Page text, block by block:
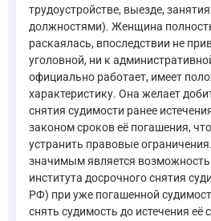
трудоустройстве, выезде,
должностями). Женщина
раскаялась, впоследствии не
уголовной, ни к
официально работает, имеет
характеристику. Она желает
снятия судимости ранее
законом сроков её погашения,
устранить правовые
значимым является
института досрочного снятия
РФ) при уже погашенной
снять судимость до истечения её